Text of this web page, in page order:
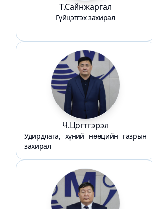
Т.Сайнжаргал
Гүйцэтгэх захирал
Ч.Цогтгэрэл
Удирдлага, хүний нөөцийн газрын
захирал